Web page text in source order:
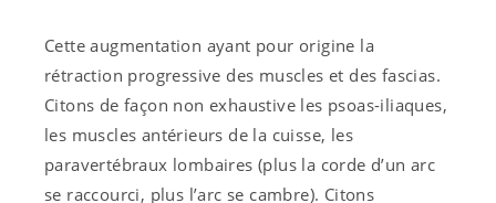
Cette augmentation ayant pour origine la
rétraction progressive des muscles et des fascias.
Citons de façon non exhaustive les psoas-iliaques,
les muscles antérieurs de la cuisse, les
paravertébraux lombaires (plus la corde d’un arc
se raccourci, plus l’arc se cambre). Citons